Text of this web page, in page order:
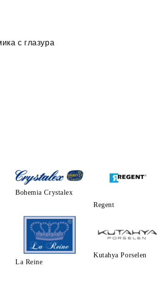
с глазура
Bohemia Crystalex
Regent
La Reine
Kutahya Porselen